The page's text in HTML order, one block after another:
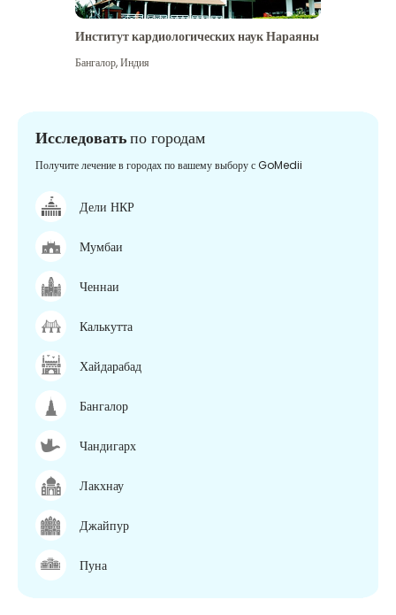
Институт кардиологических наук Нараяны
Бангалор,Индия
Исследоватьпо городам
Получите лечение в городах по вашему выбору с GoMedii
Дели НКР
Мумбаи
Ченнаи
Калькутта
Хайдарабад
Бангалор
Чандигарх
Лакхнау
Джайпур
Пуна